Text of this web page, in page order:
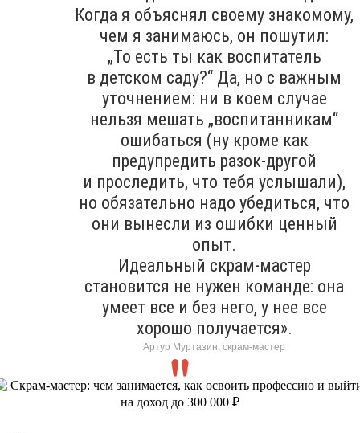
Когда я объяснял своему знакомому,
чем я занимаюсь, он пошутил:
„То есть ты как воспитатель
в детском саду?“ Да, но с важным
уточнением: ни в коем случае
нельзя мешать „воспитанникам“
ошибаться (ну кроме как
предупредить разок-другой
и проследить, что тебя услышали),
но обязательно надо убедиться, что
они вынесли из ошибки ценный
опыт.
Идеальный скрам-мастер
становится не нужен команде: она
умеет все и без него, у нее все
хорошо получается».
Артур Муртазин, скрам-мастер